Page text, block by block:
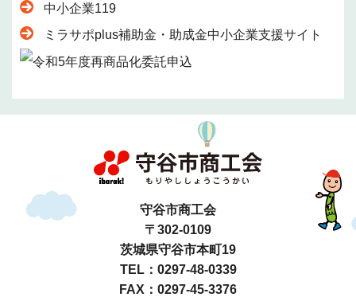
中小企業119
ミラサポplus補助金・助成金中小企業支援サイト
守谷市商工会
〒302-0109
茨城県守谷市本町19
TEL：0297-48-0339
FAX：0297-45-3376